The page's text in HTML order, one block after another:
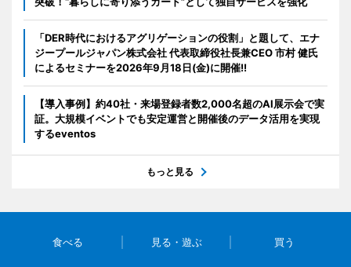
「DER時代におけるアグリゲーションの役割」と題して、エナ
ジープールジャパン株式会社 代表取締役社長兼CEO 市村 健氏
によるセミナーを2026年9月18日(金)に開催!!
【導入事例】約40社・来場登録者数2,000名超のAI展示会で実
証。大規模イベントでも安定運営と開催後のデータ活用を実現
するeventos
もっと見る
食べる 見る・遊ぶ 買う